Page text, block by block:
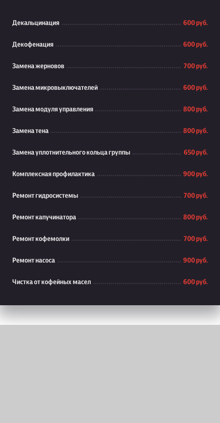
Декальцинация 600 руб.
Декофенация 600 руб.
Замена жерновов 700 руб.
Замена микровыключателей 600 руб.
Замена модуля управления 800 руб.
Замена тена 800 руб.
Замена уплотнительного кольца группы 650 руб.
Комплексная профилактика 900 руб.
Ремонт гидросистемы 700 руб.
Ремонт капучинатора 800 руб.
Ремонт кофемолки 700 руб.
Ремонт насоса 900 руб.
Чистка от кофейных масел 600 руб.